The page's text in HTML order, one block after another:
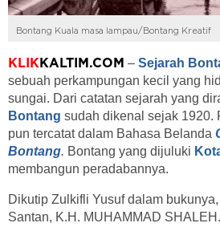
Bontang Kuala masa lampau/Bontang Kreatif
KLIKKALTIM.COM – Sejarah
sebuah perkampungan kecil yang
sungai. Dari catatan sejarah yang
Bontang sudah dikenal sejak 1920.
pun tercatat dalam Bahasa Belanda
Bontang. Bontang yang dijuluki
membangun peradabannya.
Dikutip Zulkifli Yusuf dalam
Santan, K.H. MUHAMMAD